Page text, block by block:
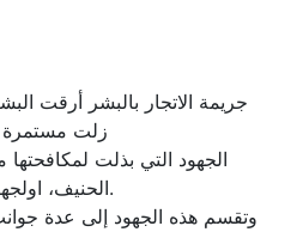
جريمة الاتجار بالبشر أرقت
زلت مستمرة
الجهود التي بذلت لمكافحتها
الحنيف،
وتقسم هذه الجهود إلى عدة جوانب